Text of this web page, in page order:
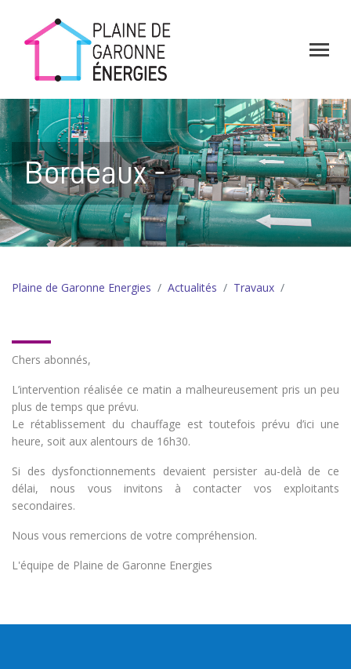
Bordeaux -
Plaine de Garonne Energies Actualités Travaux
Chers abonnés,
L’intervention réalisée ce matin a malheureusement pris un peu
plus de temps que prévu.
Le rétablissement du chauffage est toutefois prévu d’ici une
heure, soit aux alentours de 16h30.
Si des dysfonctionnements devaient persister au-delà de ce
délai, nous vous invitons à contacter vos exploitants
secondaires.
Nous vous remercions de votre compréhension.
L'équipe de Plaine de Garonne Energies